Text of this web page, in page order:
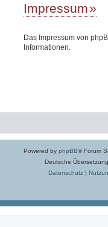
Impressum
Das Impressum von
Informationen.
Powered by phpBB® Forum
Deutsche
Datenschutz|